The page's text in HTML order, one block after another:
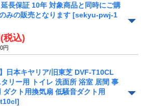
長保証 10年 対象商品と同時にご購
みの販売となります [sekyu-pwj-1
(税込)
0円
】日本キヤリア/旧東芝 DVF-T10CL
リー用 トイレ 洗面所 浴室 居間 事
ダクト用換気扇 低騒音ダクト用